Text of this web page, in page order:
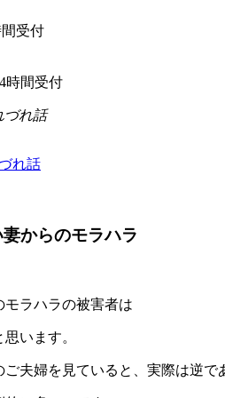
間受付
時間受付
づれ話
れ話
からのモラハラ
ラハラの被害者は
います。
夫婦を見ていると、実際は逆で